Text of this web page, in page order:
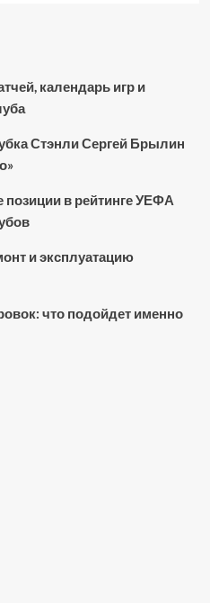
календарь игр и
Стэнли Сергей Брылин
позиции в рейтинге УЕФА
и эксплуатацию
что подойдет именно